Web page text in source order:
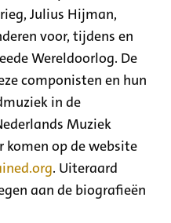
Julius Hijman,
voor, tijdens en
Wereldoorlog. De
componisten en hun
in de
Muziek
op de website
. Uiteraard
aan de biografieën